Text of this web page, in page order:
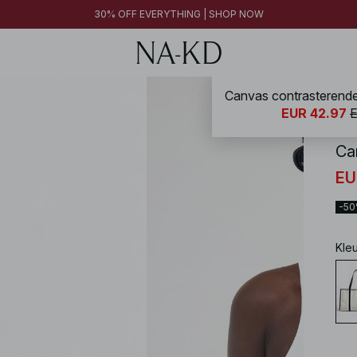
30% OFF EVERYTHING | SHOP NOW
NA-
-
Canvas
EUR 42.97